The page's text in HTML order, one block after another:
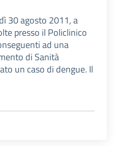
30 agosto 2011, a
presso il Policlinico
ad una
di Sanità
un caso di dengue. Il